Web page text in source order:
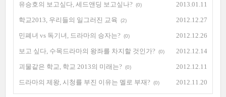
유승호의 보고싶다, 세드앤딩 보고싶나? (0) 2013.01.11
학교2013, 우리들의 일그러진 교육 (2) 2012.12.27
민폐녀 vs 독기녀, 드라마의 승자는? (0) 2012.12.26
보고 싶다, 수목드라마의 왕좌를 차지할 것인가? (0) 2012.12.14
괴물같은 학교, 학교 2013의 미래는? (0) 2012.12.11
드라마의 제왕, 시청률 부진 이유는 멜로 부재? (0) 2012.11.20